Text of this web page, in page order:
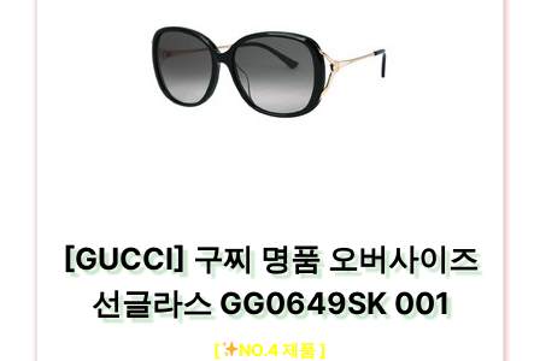
[GUCCI] 구찌 명품 오버사이즈
선글라스 GG0649SK 001
[ NO.4 제품 ]